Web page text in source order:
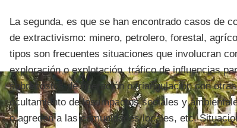
La segunda, es que se han encontrado casos de
de extractivismo: minero, petrolero, forestal,
tipos son frecuentes situaciones que involucran
exploración o explotación, tráfico de influencias
sobrecostos de operación o triangulación con
ocultamiento de los impactos sociales y
o agreden a las comunidades locales, etc.